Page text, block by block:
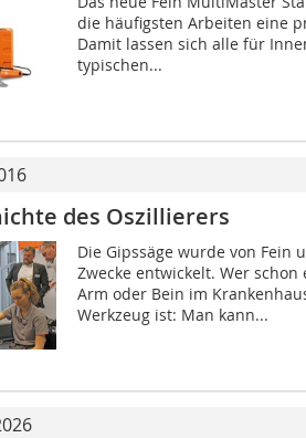
die häufigsten Arbeiten eine
Damit lassen sich alle für
typischen...
des Oszillierers
Die Gipssäge wurde von
Zwecke entwickelt. Wer
Arm oder Bein im
Werkzeug ist: Man kann...